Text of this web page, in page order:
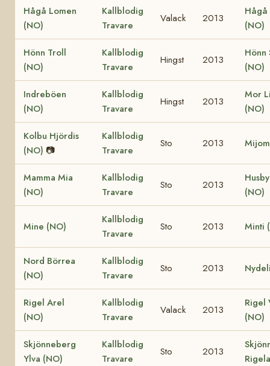
Hågå Lomen
(NO)
Kallblodig
Travare
Valack 2013
(NO)
Hönn Troll
(NO)
Kallblodig
Travare
Hingst 2013
Hönn
(NO)
Indreböen
(NO)
Kallblodig
Travare
Hingst 2013
Mor
(NO)
Kolbu Hjördis
(NO) 📷
Kallblodig
Travare
Sto 2013
Mamma Mia
(NO)
Kallblodig
Travare
Sto 2013
(NO)
Mine (NO)
Kallblodig
Travare
Sto 2013 Minti
Nord Börrea
(NO)
Kallblodig
Travare
Sto 2013
Rigel Arel
(NO)
Kallblodig
Travare
Valack 2013
Rigel
(NO)
Skjönneberg
Ylva (NO)
Kallblodig
Travare
Sto 2013